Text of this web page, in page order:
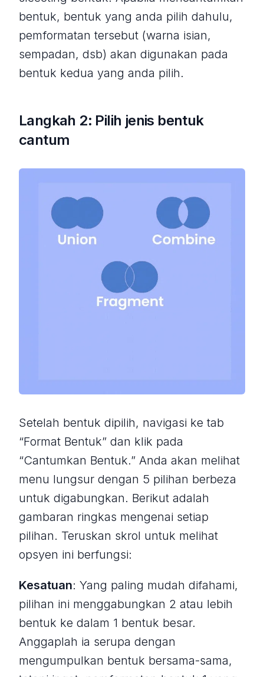
bentuk, bentuk yang anda pilih dahulu,
pemformatan tersebut (warna isian,
sempadan, dsb) akan digunakan pada
bentuk kedua yang anda pilih.
Langkah 2: Pilih jenis bentuk
cantum
Setelah bentuk dipilih, navigasi ke tab
“Format Bentuk” dan klik pada
“Cantumkan Bentuk.” Anda akan melihat
menu lungsur dengan 5 pilihan berbeza
untuk digabungkan. Berikut adalah
gambaran ringkas mengenai setiap
pilihan. Teruskan skrol untuk melihat
opsyen ini berfungsi:
Kesatuan: Yang paling mudah difahami,
pilihan ini menggabungkan 2 atau lebih
bentuk ke dalam 1 bentuk besar.
Anggaplah ia serupa dengan
mengumpulkan bentuk bersama-sama,